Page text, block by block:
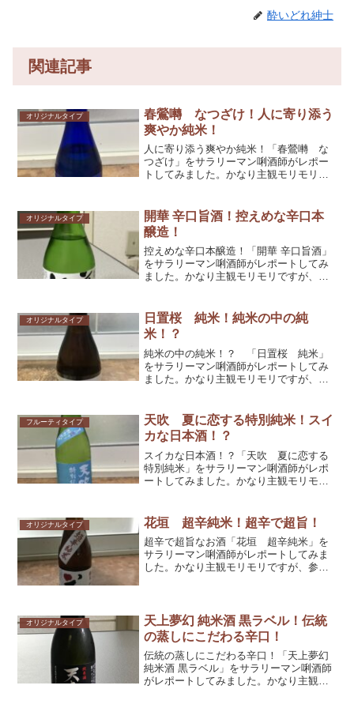
酔いどれ紳士
関連記事
オリジナルタイプ
春鶯囀 なつざけ！人に寄り添う
爽やか純米！
人に寄り添う爽やか純米！「春鶯囀 な
つざけ」をサラリーマン唎酒師がレポー
トしてみました。かなり主観モリモリで
オリジナルタイプ
開華 辛口旨酒！控えめな辛口本
醸造！
控えめな辛口本醸造！「開華 辛口旨酒」
をサラリーマン唎酒師がレポートしてみ
ました。かなり主観モリモリですが、参
オリジナルタイプ
日置桜 純米！純米の中の純
米！？
純米の中の純米！？ 「日置桜 純米」
をサラリーマン唎酒師がレポートしてみ
ました。かなり主観モリモリですが、参
フルーティタイプ
天吹 夏に恋する特別純米！スイ
カな日本酒！？
スイカな日本酒！？「天吹 夏に恋する
特別純米」をサラリーマン唎酒師がレポ
ートしてみました。かなり主観モリモリ
オリジナルタイプ 花垣 超辛純米！超辛で超旨！
超辛で超旨なお酒「花垣 超辛純米」を
サラリーマン唎酒師がレポートしてみま
した。かなり主観モリモリですが、参考
オリジナルタイプ
天上夢幻 純米酒 黒ラベル！伝統
の蒸しにこだわる辛口！
伝統の蒸しにこだわる辛口！「天上夢幻
純米酒 黒ラベル」をサラリーマン唎酒師
がレポートしてみました。かなり主観モ